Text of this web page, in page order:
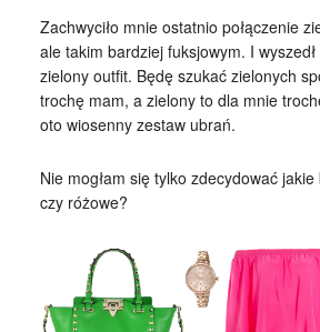
Zachwyciło mnie ostatnio połączenie
ale takim bardziej fuksjowym. I
zielony outfit. Będę szukać zielonych
trochę mam, a zielony to dla mnie
oto wiosenny zestaw ubrań.
Nie mogłam się tylko zdecydować
czy różowe?